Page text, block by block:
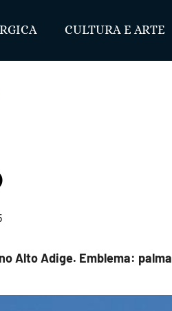
CULTURA E ARTE
Alto Adige. Emblema: palma